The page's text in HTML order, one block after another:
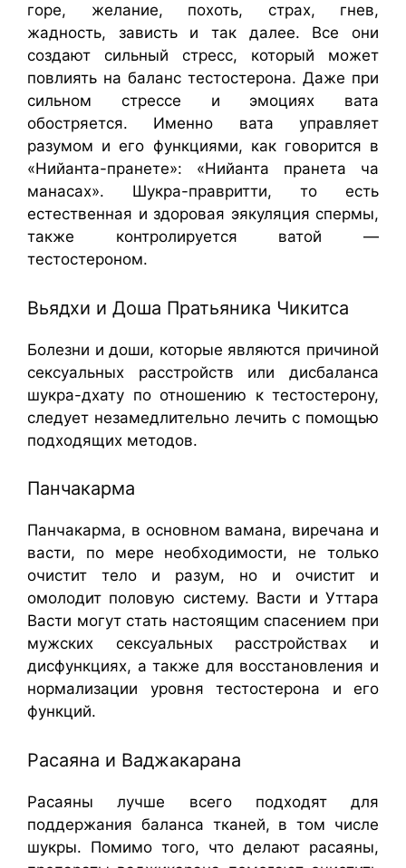
горе, желание, похоть, страх, гнев,
жадность, зависть и так далее. Все они
создают сильный стресс, который может
повлиять на баланс тестостерона. Даже при
сильном стрессе и эмоциях вата
обостряется. Именно вата управляет
разумом и его функциями, как говорится в
«Нийанта-пранете»: «Нийанта пранета ча
манасах». Шукра-правритти, то есть
естественная и здоровая эякуляция спермы,
также контролируется ватой —
тестостероном.
Вьядхи и Доша Пратьяника Чикитса
Болезни и доши, которые являются причиной
сексуальных расстройств или дисбаланса
шукра-дхату по отношению к тестостерону,
следует незамедлительно лечить с помощью
подходящих методов.
Панчакарма
Панчакарма, в основном вамана, виречана и
васти, по мере необходимости, не только
очистит тело и разум, но и очистит и
омолодит половую систему. Васти и Уттара
Васти могут стать настоящим спасением при
мужских сексуальных расстройствах и
дисфункциях, а также для восстановления и
нормализации уровня тестостерона и его
функций.
Расаяна и Ваджакарана
Расаяны лучше всего подходят для
поддержания баланса тканей, в том числе
шукры. Помимо того, что делают расаяны,